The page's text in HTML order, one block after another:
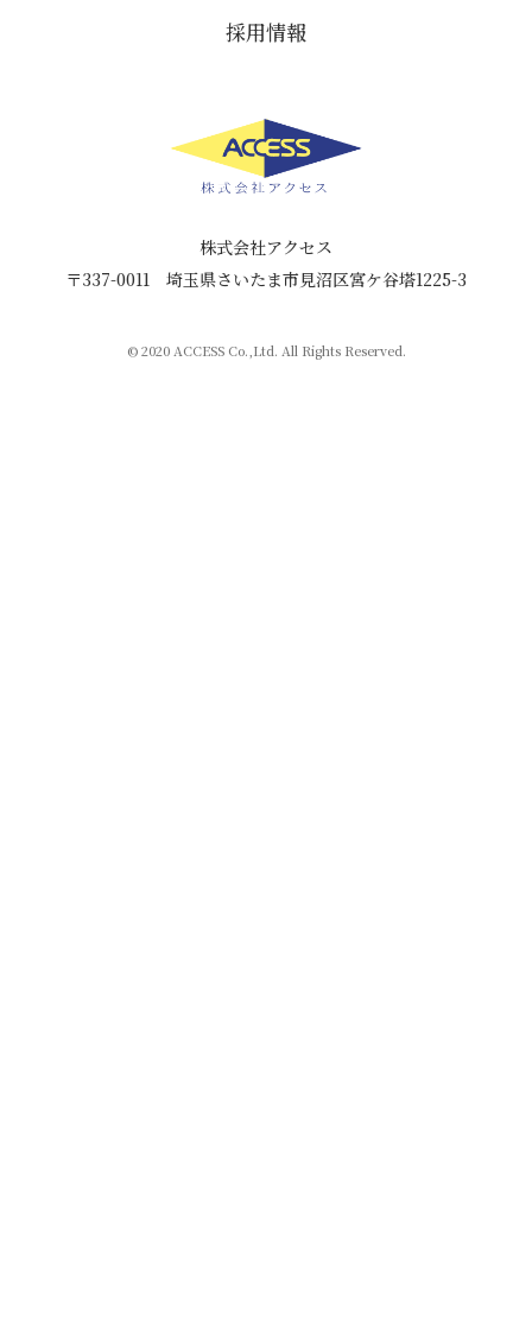
採用情報
株式会社アクセス
〒337-0011 埼玉県さいたま市見沼区宮ケ谷塔1225-3
© 2020 ACCESS Co.,Ltd. All Rights Reserved.